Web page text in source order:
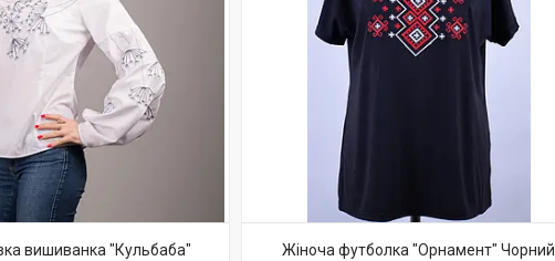
вишиванка "Кульбаба"
Жіноча футболка "Орнамент" Чорний